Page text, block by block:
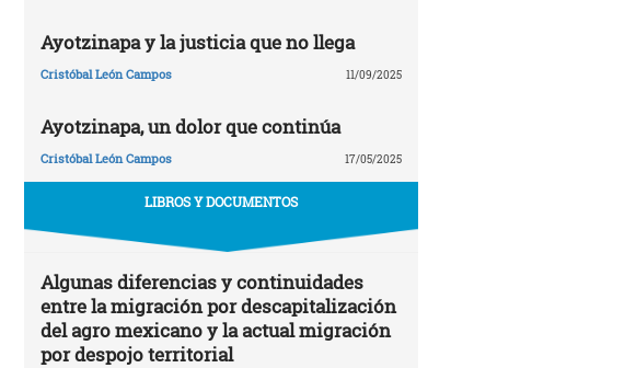
Ayotzinapa y la justicia que no llega
Cristóbal León Campos 11/09/2025
Ayotzinapa, un dolor que continúa
Cristóbal León Campos 17/05/2025
LIBROS Y DOCUMENTOS
Algunas diferencias y continuidades
entre la migración por descapitalización
del agro mexicano y la actual migración
por despojo territorial